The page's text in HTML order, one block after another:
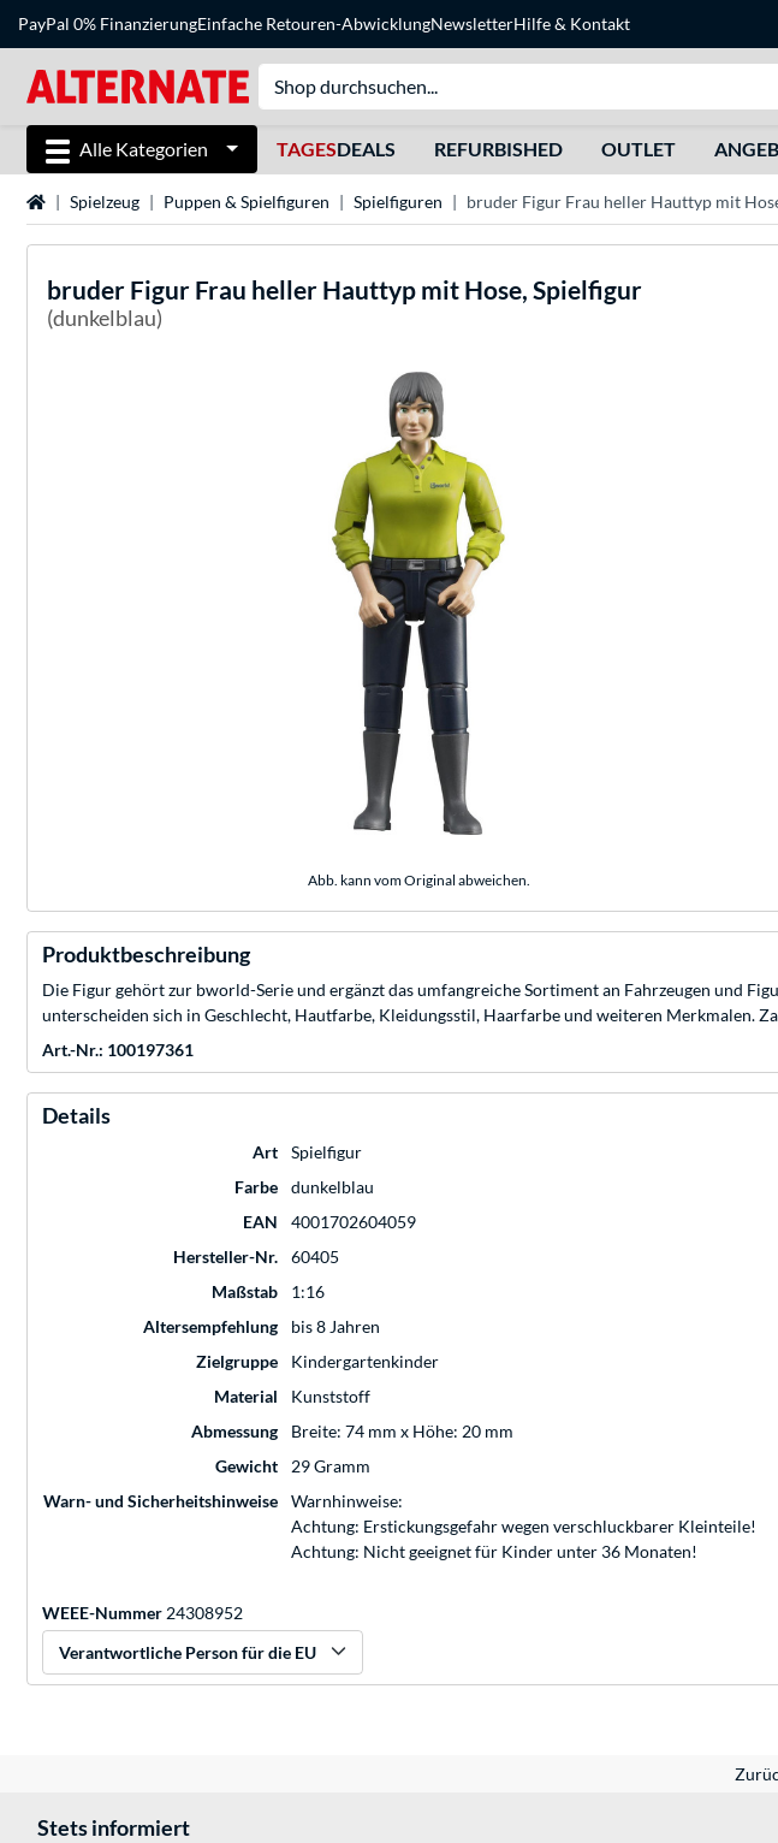
PayPal 0% FinanzierungEinfache Retouren-AbwicklungNewsletterHilfe& Kontakt
Alle Kategorien TAGESDEALS REFURBISHED OUTLET
StartseiteSpielzeug Puppen & Spielfiguren Spielfiguren bruder Figur Frau heller Hauttyp mit
bruder Figur Frau heller Hauttyp mit Hose, Spielfigur
(dunkelblau)
Abb. kann vom Original abweichen.
Produktbeschreibung
Die Figur gehört zur bworld-Serie und ergänzt das umfangreiche Sortiment an Fahrzeugen und
unterscheiden sich in Geschlecht, Hautfarbe, Kleidungsstil, Haarfarbe und weiteren Merkmalen.
Art.-Nr.: 100197361
Details
Art
Spielfigur
Farbe
dunkelblau
EAN
4001702604059
Hersteller-Nr.
60405
Maßstab
1:16
Altersempfehlung
bis 8 Jahren
Zielgruppe
Kindergartenkinder
Material
Kunststoff
Abmessung
Breite: 74 mm x Höhe: 20 mm
Gewicht
29 Gramm
Warn- und Sicherheitshinweise
Warnhinweise:
Achtung: Erstickungsgefahr wegen verschluckbarer Kleinteile!
Achtung: Nicht geeignet für Kinder unter 36 Monaten!
WEEE-Nummer 24308952
Verantwortliche Person für die EU
Stets informiert